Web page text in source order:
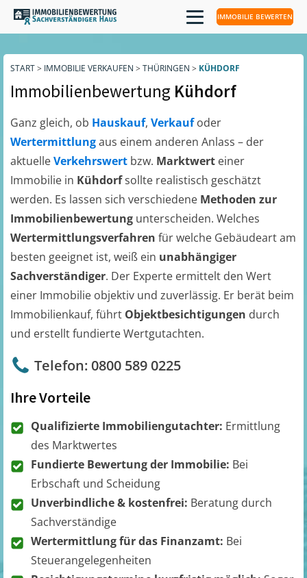
IMMOBILIE BEWERTEN
START> IMMOBILIE VERKAUFEN > THÜRINGEN > KÜHDORF
Immobilienbewertung Kühdorf
Ganz gleich, ob Hauskauf, Verkaufoder
Wertermittlungaus einem anderen Anlass – der
aktuelleVerkehrswert bzw. Marktwert einer
Immobilie in Kühdorfsollte realistisch geschätzt
werden. Es lassen sich verschiedene Methoden zur
Immobilienbewertung unterscheiden. Welches
Wertermittlungsverfahren für welche Gebäudeart am
besten geeignet ist, weiß ein unabhängiger
Sachverständiger. Der Experte ermittelt den Wert
einer Immobilie objektiv und zuverlässig. Er berät beim
Immobilienkauf, führt Objektbesichtigungen durch
und erstellt fundierte Wertgutachten.
Telefon: 0800 589 0225
Ihre Vorteile
Qualifizierte Immobiliengutachter: Ermittlung
des Marktwertes
Fundierte Bewertung der Immobilie: Bei
Erbschaft und Scheidung
Unverbindliche & kostenfrei: Beratung durch
Sachverständige
Wertermittlung für das Finanzamt: Bei
Steuerangelegenheiten